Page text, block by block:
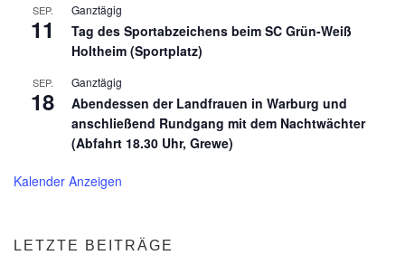
SEP.
11
Ganztägig
Tag des Sportabzeichens beim SC Grün-Weiß
Holtheim (Sportplatz)
SEP.
18
Ganztägig
Abendessen der Landfrauen in Warburg und
anschließend Rundgang mit dem Nachtwächter
(Abfahrt 18.30 Uhr, Grewe)
Kalender Anzeigen
LETZTE BEITRÄGE